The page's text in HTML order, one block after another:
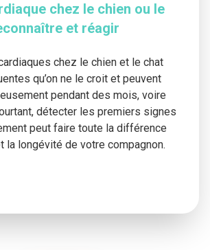
chez le chien ou le
et réagir
chez le chien et le chat
qu’on ne le croit et peuvent
pendant des mois, voire
détecter les premiers signes
peut faire toute la différence
la longévité de votre compagnon.